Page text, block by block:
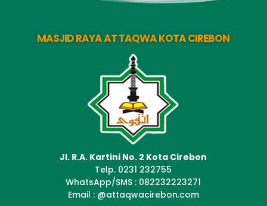
MASJID RAYA AT TAQWA KOTA CIREBON
Jl. R.A. Kartini No. 2 Kota Cirebon
Telp. 0231 232755
WhatsApp/SMS : 082232223271
Email : @attaqwacirebon.com